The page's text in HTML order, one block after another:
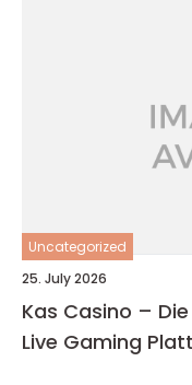
Uncategorized
25. July 2026
Kas Casino –
Live Gaming